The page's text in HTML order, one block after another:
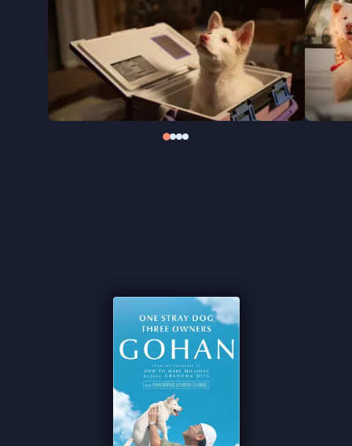
Met veel warmte en oprechte emotie laat Gohan
zien hoe één dier veel impact kan hebben op de
mensen die hij ontmoet. Wat het verhaal nog
mooier maakt: de film is geïnspireerd op de ware
geschiedenis van Hima, de hond van de regisseur,
die ooit van straat werd gered en zelf de oudere
versie van Gohan speelt. Een nieuwe Thaise